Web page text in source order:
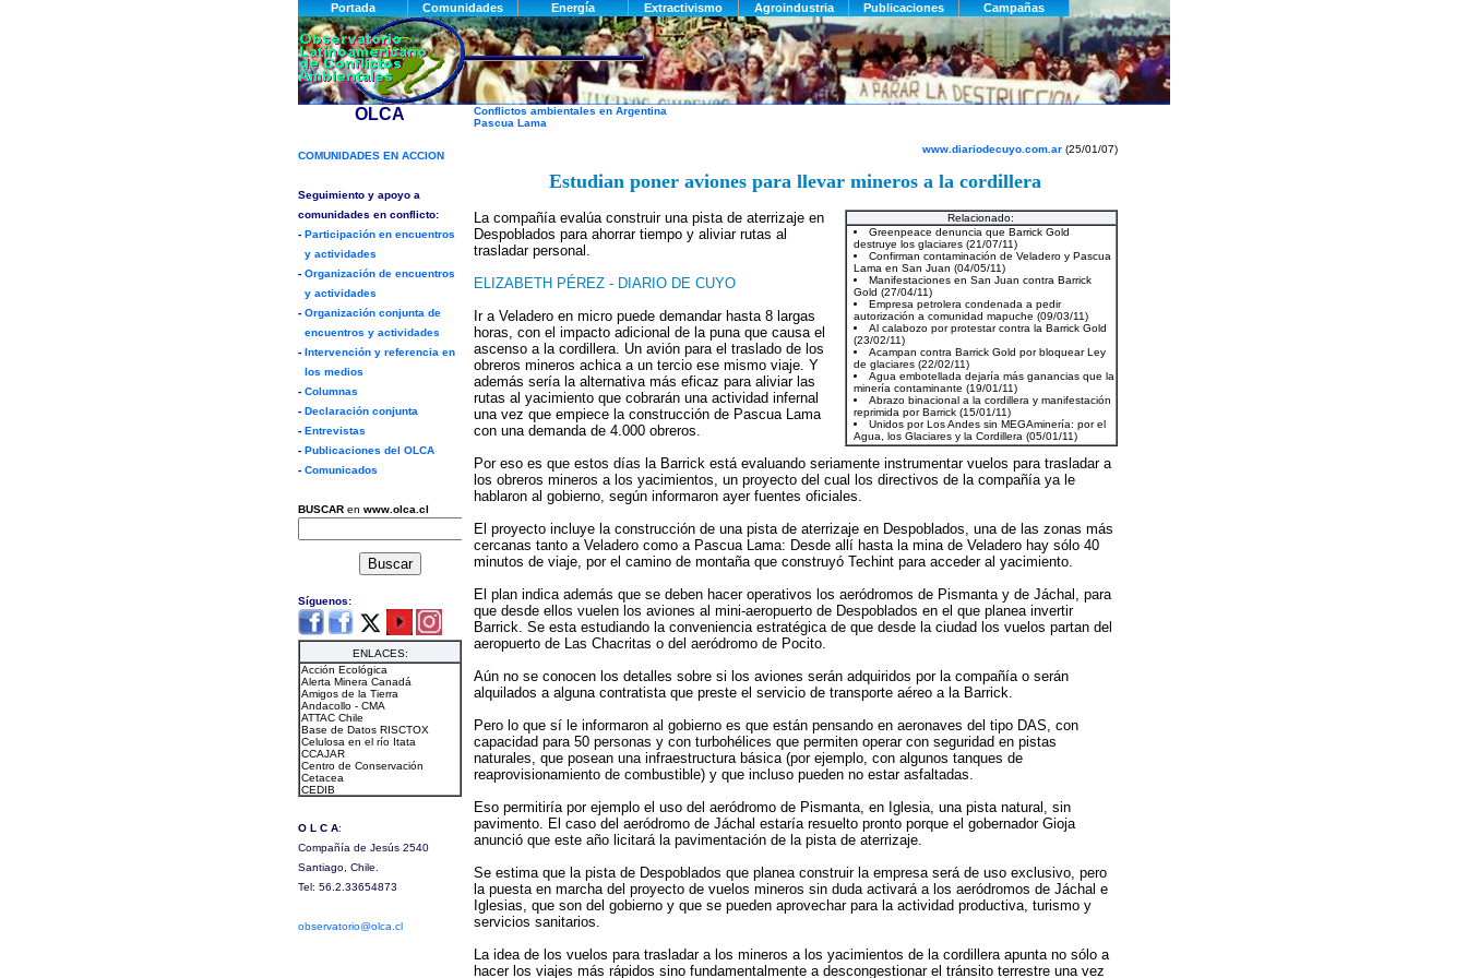
Conflictos ambientales en Argentina
Pascua Lama
www.diariodecuyo.com.ar(25/01/07)
Estudian poner aviones para llevar mineros a la cordillera
Relacionado:
La compañía evalúa construir una pista de aterrizaje en
Despoblados para ahorrar tiempo y aliviar rutas al
trasladar personal.
ELIZABETH PÉREZ - DIARIO DE CUYO
Ir a Veladero en micro puede demandar hasta 8 largas
horas, con el impacto adicional de la puna que causa el
ascenso a la cordillera. Un avión para el traslado de los
obreros mineros achica a un tercio ese mismo viaje. Y
además sería la alternativa más eficaz para aliviar las
rutas al yacimiento que cobrarán una actividad infernal
una vez que empiece la construcción de Pascua Lama
con una demanda de 4.000 obreros.
Por eso es que estos días la Barrick está evaluando seriamente instrumentar vuelos para trasladar a
los obreros mineros a los yacimientos, un proyecto del cual los directivos de la compañía ya le
hablaron al gobierno, según informaron ayer fuentes oficiales.
El proyecto incluye la construcción de una pista de aterrizaje en Despoblados, una de las zonas más
cercanas tanto a Veladero como a Pascua Lama: Desde allí hasta la mina de Veladero hay sólo 40
minutos de viaje, por el camino de montaña que construyó Techint para acceder al yacimiento.
El plan indica además que se deben hacer operativos los aeródromos de Pismanta y de Jáchal, para
que desde ellos vuelen los aviones al mini-aeropuerto de Despoblados en el que planea invertir
Barrick. Se esta estudiando la conveniencia estratégica de que desde la ciudad los vuelos partan del
aeropuerto de Las Chacritas o del aeródromo de Pocito.
Aún no se conocen los detalles sobre si los aviones serán adquiridos por la compañía o serán
alquilados a alguna contratista que preste el servicio de transporte aéreo a la Barrick.
Pero lo que sí le informaron al gobierno es que están pensando en aeronaves del tipo DAS, con
capacidad para 50 personas y con turbohélices que permiten operar con seguridad en pistas
naturales, que posean una infraestructura básica (por ejemplo, con algunos tanques de
reaprovisionamiento de combustible) y que incluso pueden no estar asfaltadas.
Eso permitiría por ejemplo el uso del aeródromo de Pismanta, en Iglesia, una pista natural, sin
pavimento. El caso del aeródromo de Jáchal estaría resuelto pronto porque el gobernador Gioja
anunció que este año licitará la pavimentación de la pista de aterrizaje.
Se estima que la pista de Despoblados que planea construir la empresa será de uso exclusivo, pero
la puesta en marcha del proyecto de vuelos mineros sin duda activará a los aeródromos de Jáchal e
Iglesias, que son del gobierno y que se pueden aprovechar para la actividad productiva, turismo y
servicios sanitarios.
La idea de los vuelos para trasladar a los mineros a los yacimientos de la cordillera apunta no sólo a
hacer los viajes más rápidos sino fundamentalmente a descongestionar el tránsito terrestre una vez